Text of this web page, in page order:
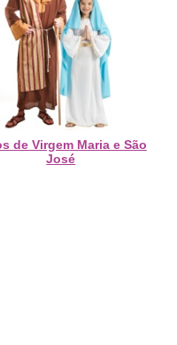
de Virgem Maria e São
José